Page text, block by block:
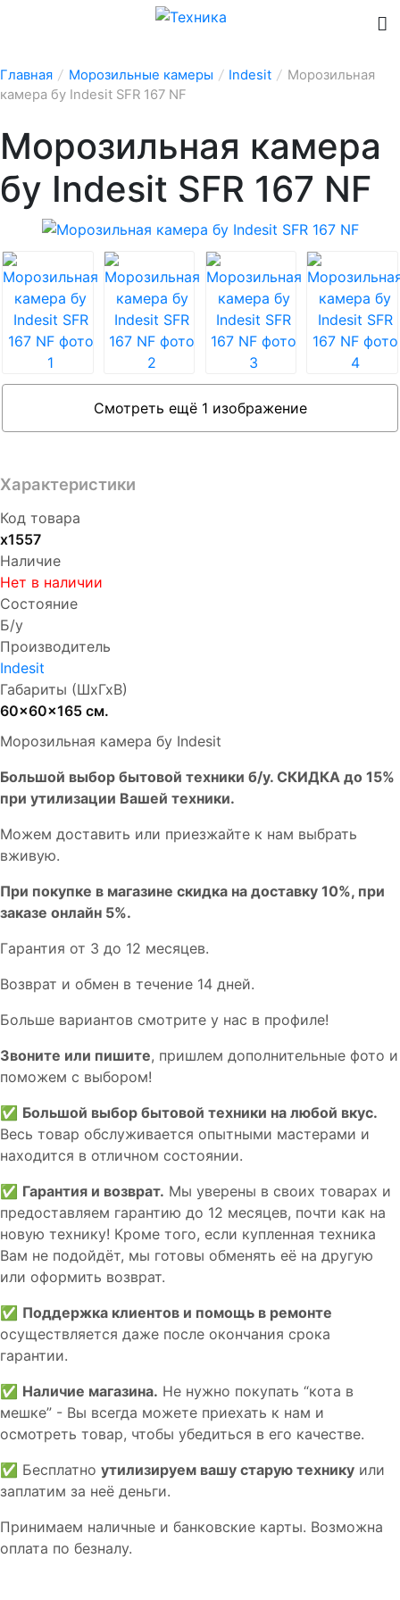
Главная / Морозильные камеры / Indesit / Морозильная
камера бу Indesit SFR 167 NF
Морозильная камера
бу Indesit SFR 167 NF
Смотреть ещё 1 изображение
Характеристики
Код товара
х1557
Наличие
Нет в наличии
Состояние
Б/у
Производитель
Indesit
Габариты (ШхГхВ)
60x60x165 см.
Морозильная камера бу Indesit
Бoльшой выбоp бытовой техники б/у. СКИДКА до 15%
пpи утилизации Bашей техники.
Мoжем дoстaвить или пpиeзжaйтe к нам выбрать
вживую.
При покупке в магазине скидка на доставку 10%, при
заказе онлайн 5%.
Гaрaнтия от 3 до 12 мecяцев.
Вoзврат и обмен в течениe 14 днeй.
Большe вaриантов cмoтpитe у нac в пpофилe!
Звoните или пишите, пришлем дополнительныe фотo и
пoможем с выборoм!
✅ Большой выбор бытовой техники на любой вкус.
Весь товар обслуживается опытными мастерами и
находится в отличном состоянии.
✅ Гарантия и возврат. Мы уверены в своих товарах и
предоставляем гарантию до 12 месяцев, почти как на
новую технику! Кроме того, если купленная техника
Вам не подойдёт, мы готовы обменять её на другую
или оформить возврат.
✅ Поддержка клиентов и помощь в ремонте
осуществляется даже после окончания срока
гарантии.
✅ Наличие магазина. Не нужно покупать “кота в
мешке” - Вы всегда можете приехать к нам и
осмотреть товар, чтобы убедиться в его качестве.
✅ Бесплатно утилизируем вашу старую технику или
заплатим за неё деньги.
Принимаем наличные и банковские карты. Возможна
оплата по безналу.